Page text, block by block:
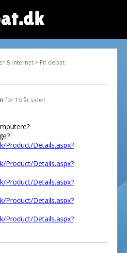
& Internet > Fri debat:
for 16 år siden
Product/Details.aspx?
Product/Details.aspx?
Product/Details.aspx?
Product/Details.aspx?
Product/Details.aspx?